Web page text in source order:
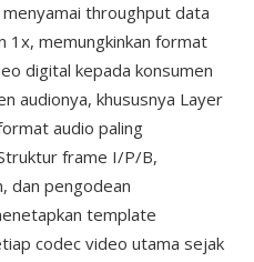
throughput data
1x, memungkinkan format
digital kepada konsumen
audionya, khususnya Layer
audio paling
frame I/P/B,
dan pengodean
template
codec video utama sejak